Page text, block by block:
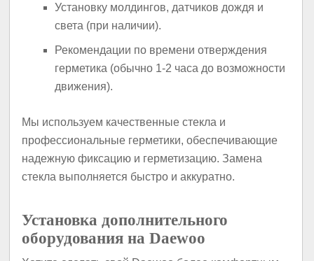
Установку молдингов, датчиков дождя и
света (при наличии).
Рекомендации по времени отверждения
герметика (обычно 1-2 часа до возможности
движения).
Мы используем качественные стекла и
профессиональные герметики, обеспечивающие
надежную фиксацию и герметизацию. Замена
стекла выполняется быстро и аккуратно.
Установка дополнительного
оборудования на Daewoo